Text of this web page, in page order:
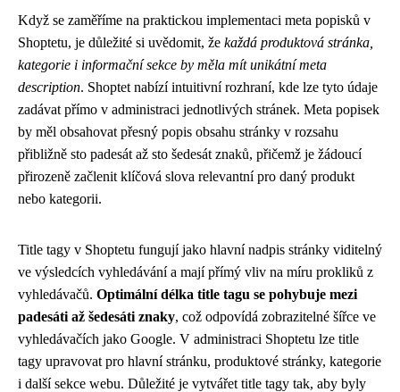
Když se zaměříme na praktickou implementaci meta popisků v
Shoptetu, je důležité si uvědomit, že každá produktová stránka,
kategorie i informační sekce by měla mít unikátní meta
description. Shoptet nabízí intuitivní rozhraní, kde lze tyto údaje
zadávat přímo v administraci jednotlivých stránek. Meta popisek
by měl obsahovat přesný popis obsahu stránky v rozsahu
přibližně sto padesát až sto šedesát znaků, přičemž je žádoucí
přirozeně začlenit klíčová slova relevantní pro daný produkt
nebo kategorii.
Title tagy v Shoptetu fungují jako hlavní nadpis stránky viditelný
ve výsledcích vyhledávání a mají přímý vliv na míru prokliků z
vyhledávačů. Optimální délka title tagu se pohybuje mezi
padesáti až šedesáti znaky, což odpovídá zobrazitelné šířce ve
vyhledávačích jako Google. V administraci Shoptetu lze title
tagy upravovat pro hlavní stránku, produktové stránky, kategorie
i další sekce webu. Důležité je vytvářet title tagy tak, aby byly